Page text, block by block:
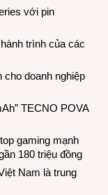
với pin
trình của các
cho doanh nghiệp
TECNO POVA
gaming mạnh
180 triệu đồng
Nam là trung